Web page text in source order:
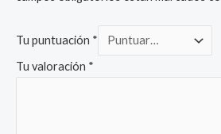
Tu puntuación *
Tu valoración *